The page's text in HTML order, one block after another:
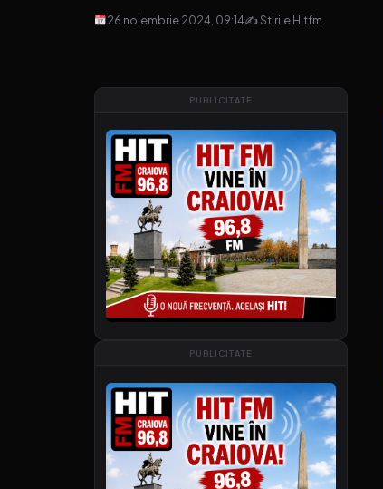
26 noiembrie 2024, 09:14✍ Stirile Hitfm
PUBLICITATE
PUBLICITATE